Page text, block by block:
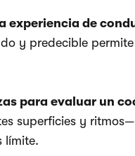
experiencia de
y predecible
para evaluar un
superficies y
límite.